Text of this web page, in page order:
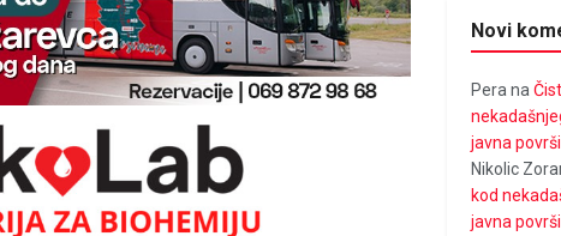
Novi
Pera na
javna
Nikolic
kod
javna